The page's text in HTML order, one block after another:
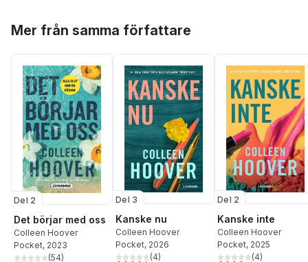
Mer från samma författare
Del 2
Det börjar med oss
Colleen Hoover
Pocket, 2023
(54)
Del 3
Kanske nu
Colleen Hoover
Pocket, 2026
(4)
Del 2
Kanske inte
Colleen Hoover
Pocket, 2025
(4)